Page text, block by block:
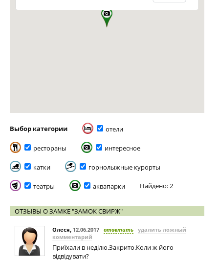
Выбор категории отели
рестораны интересное
катки горнолыжные курорты
театры аквапарки Найдено: 2
ОТЗЫВЫ О ЗАМКЕ "ЗАМОК СВИРЖ"
Олеся, 12.06.2017 ответить удалить ложный
комментарий
Приїхали в неділю.Закрито.Коли ж його
відвідувати?